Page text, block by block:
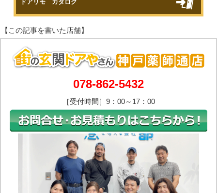
ドアリモ カタログ
078-862-5432
［受付時間］9：00～17：00